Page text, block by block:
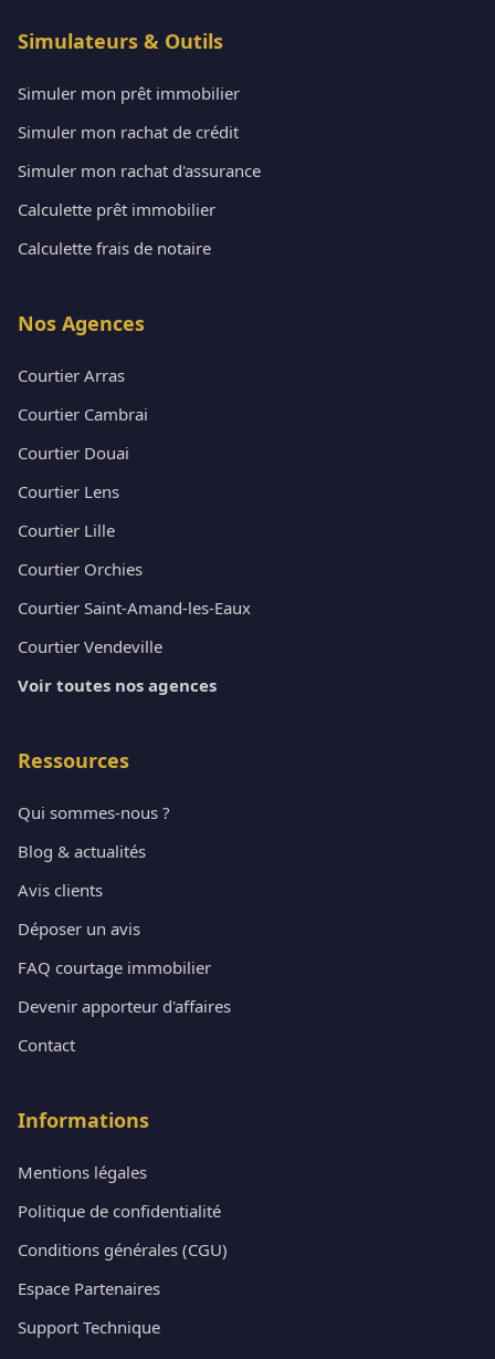
Simulateurs & Outils
Simuler mon prêt immobilier
Simuler mon rachat de crédit
Simuler mon rachat d'assurance
Calculette prêt immobilier
Calculette frais de notaire
Nos Agences
Courtier Arras
Courtier Cambrai
Courtier Douai
Courtier Lens
Courtier Lille
Courtier Orchies
Courtier Saint-Amand-les-Eaux
Courtier Vendeville
Voir toutes nos agences
Ressources
Qui sommes-nous ?
Blog & actualités
Avis clients
Déposer un avis
FAQ courtage immobilier
Devenir apporteur d'affaires
Contact
Informations
Mentions légales
Politique de confidentialité
Conditions générales (CGU)
Espace Partenaires
Support Technique